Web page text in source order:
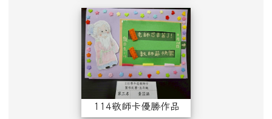
114敬師卡優勝作品（五年級）